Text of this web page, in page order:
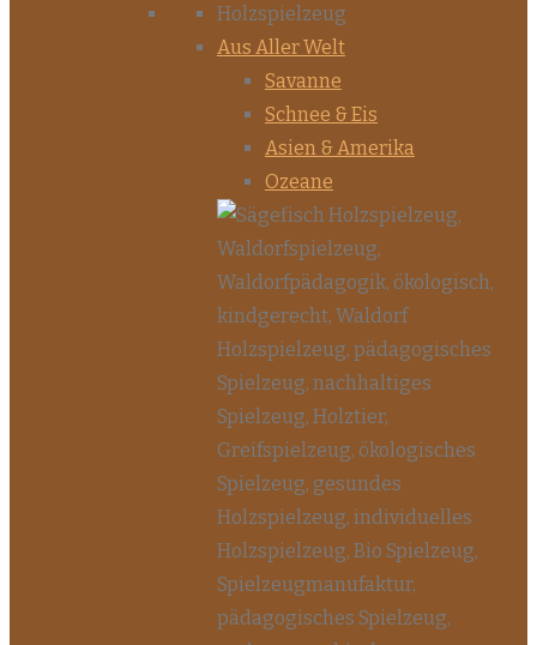
Aus Aller Welt
Savanne
Schnee & Eis
Asien & Amerika
Ozeane